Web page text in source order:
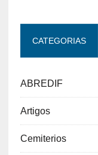
CATEGORIAS
ABREDIF
Artigos
Cemiterios